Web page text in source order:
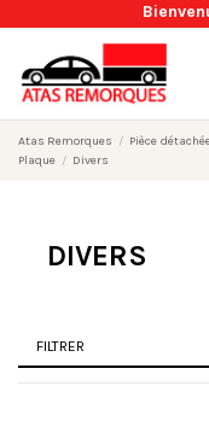
Atas Remorques Pièce
Plaque
Divers
DIVERS
FILTRER